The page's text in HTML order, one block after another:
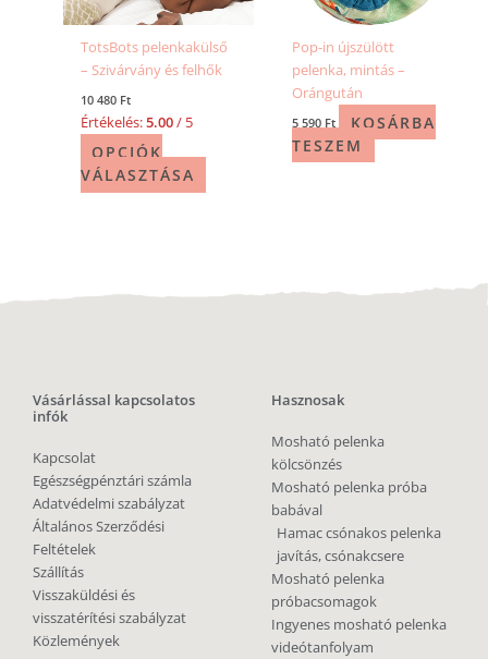
TotsBots pelenkakülső
– Szivárvány és felhők
10 480 Ft
Értékelés:5.00/ 5
OPCIÓK
VÁLASZTÁSA
Pop-in újszülött
pelenka, mintás –
Orángután
5 590 Ft
KOSÁRBA
TESZEM
Vásárlással kapcsolatos
infók
Kapcsolat
Egészségpénztári számla
Adatvédelmi szabályzat
Általános Szerződési
Feltételek
Szállítás
Visszaküldési és
visszatérítési szabályzat
Közlemények
Hasznosak
Mosható pelenka
kölcsönzés
Mosható pelenka próba
babával
Hamac csónakos pelenka
javítás, csónakcsere
Mosható pelenka
próbacsomagok
Ingyenes mosható pelenka
videótanfolyam